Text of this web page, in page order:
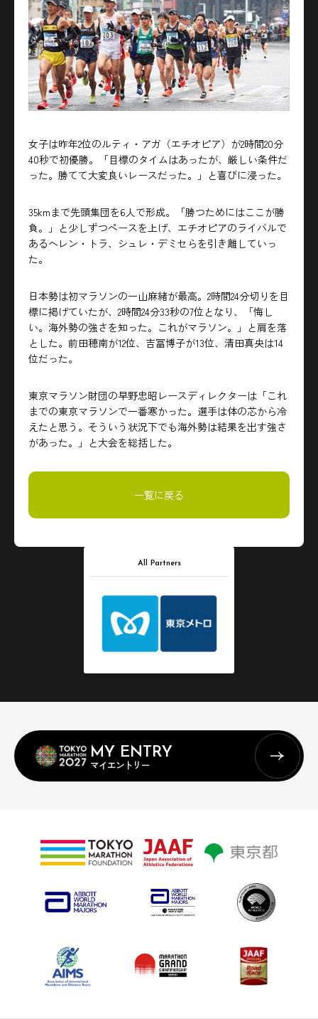
女子は昨年2位のルティ・アガ（エチオピア）が2時間20分
40秒で初優勝。「目標のタイムはあったが、厳しい条件だ
った。勝てて大変良いレースだった。」と喜びに浸った。
35kmまで先頭集団を6人で形成。「勝つためにはここが勝
負。」と少しずつペースを上げ、エチオピアのライバルで
あるヘレン・トラ、シュレ・デミセらを引き離していっ
た。
日本勢は初マラソンの一山麻緒が最高。2時間24分切りを目
標に掲げていたが、2時間24分33秒の7位となり、「悔し
い。海外勢の強さを知った。これがマラソン。」と肩を落
とした。前田穂南が12位、吉冨博子が13位、清田真央は14
位だった。
東京マラソン財団の早野忠昭レースディレクターは「これ
までの東京マラソンで一番寒かった。選手は体の芯から冷
えたと思う。そういう状況下でも海外勢は結果を出す強さ
があった。」と大会を総括した。
一覧に戻る
All Partners
MY ENTRY
マイエントリー